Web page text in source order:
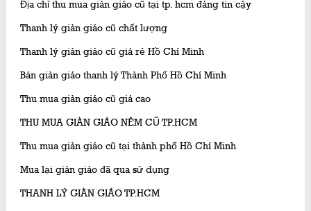
Địa chỉ thu mua giàn giáo cũ tại tp. hcm đáng tin cậy
Thanh lý giàn giáo cũ chất lượng
Thanh lý giàn giáo cũ giá rẻ Hồ Chí Minh
Bán giàn giáo thanh lý Thành Phố Hồ Chí Minh
Thu mua giàn giáo cũ giá cao
THU MUA GIÀN GIÁO NÊM CŨ TP.HCM
Thu mua giàn giáo cũ tại thành phố Hồ Chí Minh
Mua lại giàn giáo đã qua sử dụng
THANH LÝ GIÀN GIÁO TP.HCM